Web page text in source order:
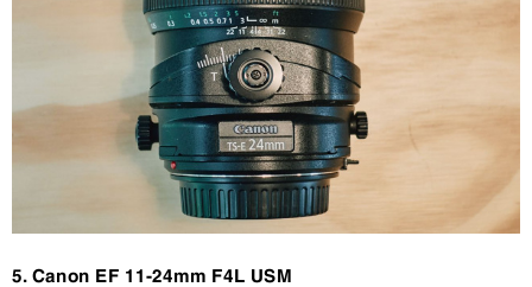
5. Canon EF 11-24mm F4L USM